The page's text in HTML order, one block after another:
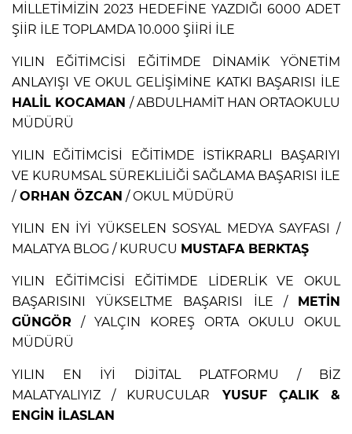
MİLLETİMİZİN 2023 HEDEFİNE YAZDIĞI 6000 ADET
ŞİİR İLE TOPLAMDA 10.000 ŞİİRİ İLE
YILIN EĞİTİMCİSİ EĞİTİMDE DİNAMİK YÖNETİM
ANLAYIŞI VE OKUL GELİŞİMİNE KATKI BAŞARISI İLE
HALİL KOCAMAN / ABDULHAMİT HAN ORTAOKULU
MÜDÜRÜ
YILIN EĞİTİMCİSİ EĞİTİMDE İSTİKRARLI BAŞARIYI
VE KURUMSAL SÜREKLİLİĞİ SAĞLAMA BAŞARISI İLE
/ORHAN ÖZCAN / OKUL MÜDÜRÜ
YILIN EN İYİ YÜKSELEN SOSYAL MEDYA SAYFASI /
MALATYA BLOG / KURUCU MUSTAFA BERKTAŞ
YILIN EĞİTİMCİSİ EĞİTİMDE LİDERLİK VE OKUL
BAŞARISINI YÜKSELTME BAŞARISI İLE /
METİN
GÜNGÖR / YALÇIN KOREŞ ORTA OKULU OKUL
MÜDÜRÜ
YILIN EN İYİ DİJİTAL PLATFORMU / BİZ
MALATYALIYIZ / KURUCULAR YUSUF ÇALIK &
ENGİN İLASLAN